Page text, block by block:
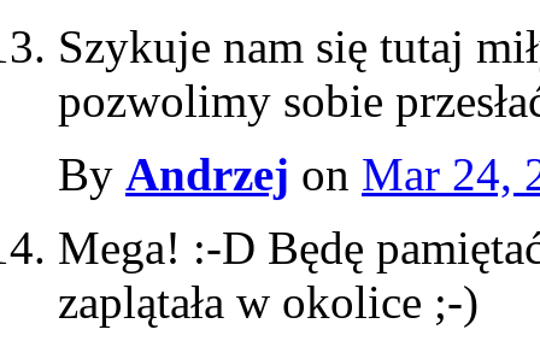
Szykuje nam się tutaj
pozwolimy sobie
By Andrzej on Mar 24,
Mega! :-D Będę
zaplątała w okolice ;-)